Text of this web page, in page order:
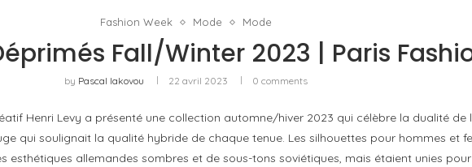
Fashion Week Mode Mode
Fall/Winter 2023 | Paris
by Pascal Iakovou 22 avril 2023 0 comments
Henri Levy a présenté une collection automne/hiver 2023 qui célèbre la dualité de
qui soulignait la qualité hybride de chaque tenue. Les silhouettes pour hommes et
allemandes sombres et de sous-tons soviétiques, mais étaient unies